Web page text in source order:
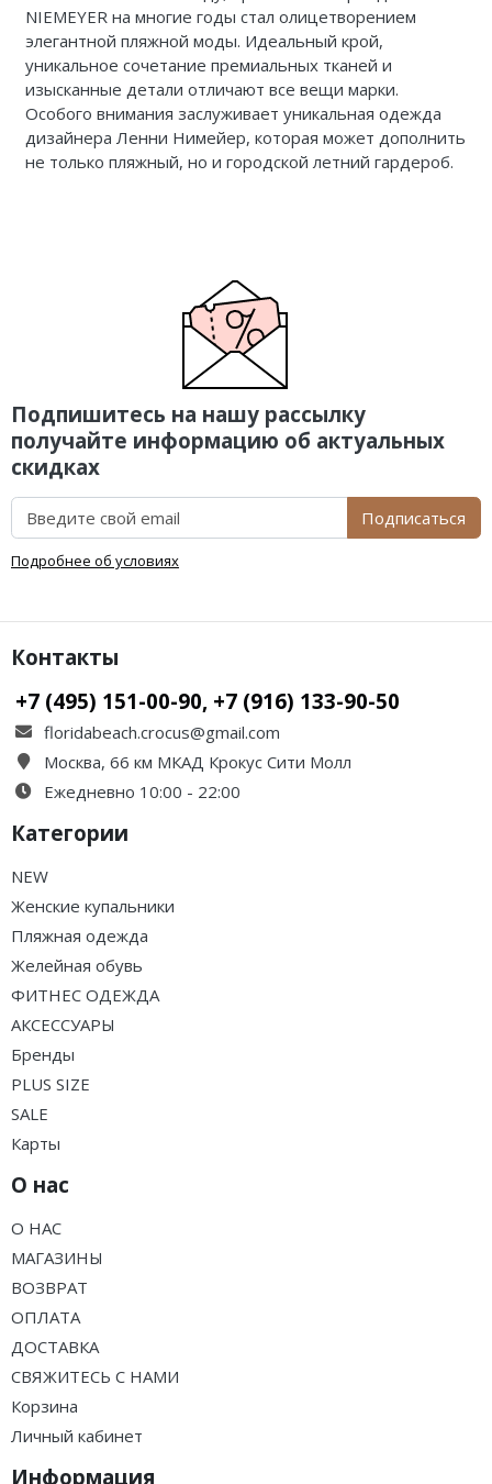
NIEMEYER на многие годы стал олицетворением
элегантной пляжной моды. Идеальный крой,
уникальное сочетание премиальных тканей и
изысканные детали отличают все вещи марки.
Особого внимания заслуживает уникальная одежда
дизайнера Ленни Нимейер, которая может дополнить
не только пляжный, но и городской летний гардероб.
Подпишитесь на нашу рассылку
получайте информацию об актуальных
скидках
Подписаться
Подробнее об условиях
Контакты
+7 (495) 151-00-90, +7 (916) 133-90-50
floridabeach.crocus@gmail.com
Москва, 66 км МКАД Крокус Сити Молл
Ежедневно 10:00 - 22:00
Категории
NEW
Женские купальники
Пляжная одежда
Желейная обувь
ФИТНЕС ОДЕЖДА
АКСЕССУАРЫ
Бренды
PLUS SIZE
SALE
Карты
О нас
О НАС
МАГАЗИНЫ
ВОЗВРАТ
ОПЛАТА
ДОСТАВКА
СВЯЖИТЕСЬ С НАМИ
Корзина
Личный кабинет
Информация